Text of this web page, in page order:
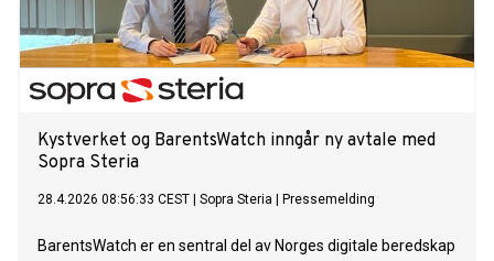
Kystverket og BarentsWatch inngår ny avtale med
Sopra Steria
28.4.2026 08:56:33 CEST Sopra Steria Pressemelding
BarentsWatch er en sentral del av Norges digitale beredskap